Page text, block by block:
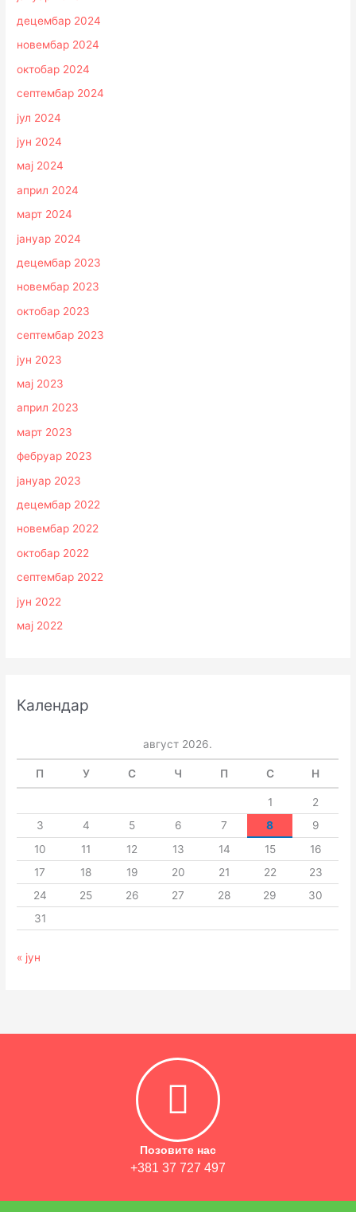
децембар 2024
новембар 2024
октобар 2024
септембар 2024
јул 2024
јун 2024
мај 2024
април 2024
март 2024
јануар 2024
децембар 2023
новембар 2023
октобар 2023
септембар 2023
јун 2023
мај 2023
април 2023
март 2023
фебруар 2023
јануар 2023
децембар 2022
новембар 2022
октобар 2022
септембар 2022
јун 2022
мај 2022
Календар
август 2026.
П У С Ч П С Н
1
2
3
4 5 6 7 8
9
10
11 12 13 14 15
16
17
18 19 20 21 22
23
24
25 26 27 28 29
30
31
« јун
Позовите нас
+381 37 727 497